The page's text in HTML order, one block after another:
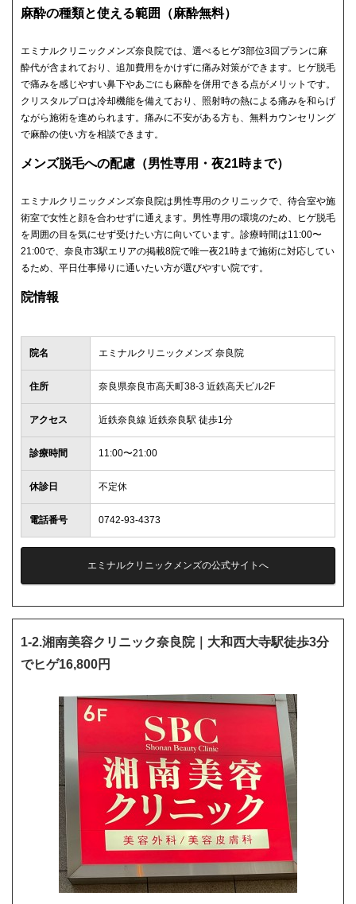
麻酔の種類と使える範囲（麻酔無料）
エミナルクリニックメンズ奈良院では、選べるヒゲ3部位3回プランに麻
酔代が含まれており、追加費用をかけずに痛み対策ができます。ヒゲ脱毛
で痛みを感じやすい鼻下やあごにも麻酔を併用できる点がメリットです。
クリスタルプロは冷却機能を備えており、照射時の熱による痛みを和らげ
ながら施術を進められます。痛みに不安がある方も、無料カウンセリング
で麻酔の使い方を相談できます。
メンズ脱毛への配慮（男性専用・夜21時まで）
エミナルクリニックメンズ奈良院は男性専用のクリニックで、待合室や施
術室で女性と顔を合わせずに通えます。男性専用の環境のため、ヒゲ脱毛
を周囲の目を気にせず受けたい方に向いています。診療時間は11:00〜
21:00で、奈良市3駅エリアの掲載8院で唯一夜21時まで施術に対応してい
るため、平日仕事帰りに通いたい方が選びやすい院です。
院情報
院名 エミナルクリニックメンズ 奈良院
住所 奈良県奈良市高天町38-3 近鉄高天ビル2F
アクセス 近鉄奈良線 近鉄奈良駅 徒歩1分
診療時間 11:00〜21:00
休診日 不定休
電話番号 0742-93-4373
エミナルクリニックメンズの公式サイトへ
1-2.湘南美容クリニック奈良院｜大和西大寺駅徒歩3分
でヒゲ16,800円